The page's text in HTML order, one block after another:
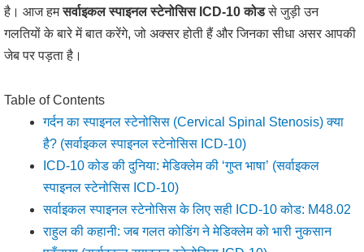
है। आज हमसर्वाइकल स्पाइनल स्टेनोसिस ICD-10 कोडसे जुड़ी उन
गलतियों के बारे में बात करेंगे, जो अक्सर होती हैं और जिनका सीधा असर आपकी
जेब पर पड़ता है।
Table of Contents
गर्दन का स्पाइनल स्टेनोसिस (Cervical Spinal Stenosis) क्या
है? (सर्वाइकल स्पाइनल स्टेनोसिस ICD-10)
ICD-10 कोड की दुनिया: मेडिक्लेम की ‘गुप्त भाषा’ (सर्वाइकल
स्पाइनल स्टेनोसिस ICD-10)
सर्वाइकल स्पाइनल स्टेनोसिस के लिए सही ICD-10 कोड: M48.02
राहुल की कहानी: जब गलत कोडिंग ने मेडिक्लेम को भारी नुकसान